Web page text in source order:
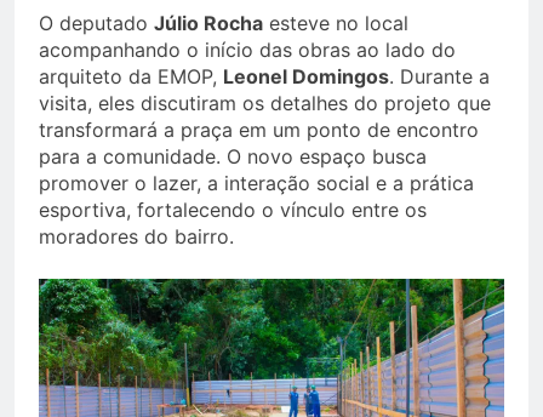
O deputado Júlio Rocha esteve no local
acompanhando o início das obras ao lado do
arquiteto da EMOP, Leonel Domingos. Durante a
visita, eles discutiram os detalhes do projeto que
transformará a praça em um ponto de encontro
para a comunidade. O novo espaço busca
promover o lazer, a interação social e a prática
esportiva, fortalecendo o vínculo entre os
moradores do bairro.